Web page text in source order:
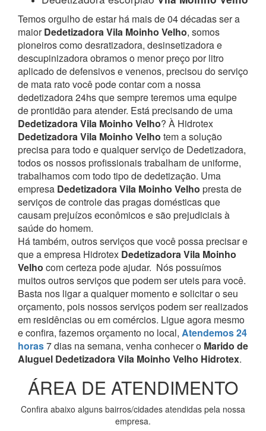
Temos orgulho de estar há mais de 04 décadas ser a
maiorDedetizadora Vila Moinho Velho, somos
pioneiros como desratizadora, desinsetizadora e
descupinizadora obramos o menor preço por litro
aplicado de defensivos e venenos, precisou do serviço
de mata rato você pode contar com a nossa
dedetizadora 24hs que sempre teremos uma equipe
de prontidão para atender. Está precisando de uma
Dedetizadora Vila Moinho Velho? À Hidrotex
Dedetizadora Vila Moinho Velho tem a solução
precisa para todo e qualquer serviço de Dedetizadora,
todos os nossos profissionais trabalham de uniforme,
trabalhamos com todo tipo de dedetização. Uma
empresa Dedetizadora Vila Moinho Velho presta de
serviços de controle das pragas domésticas que
causam prejuízos econômicos e são prejudiciais à
saúde do homem.
Há também, outros serviços que você possa precisar e
que a empresa Hidrotex Dedetizadora Vila Moinho
Velho com certeza pode ajudar. Nós possuímos
muitos outros serviços que podem ser uteis para você.
Basta nos ligar a qualquer momento e solicitar o seu
orçamento, pois nossos serviços podem ser realizados
em residências ou em comércios. Ligue agora mesmo
e confira, fazemos orçamento no local, Atendemos 24
horas7 dias na semana, venha conhecer o Marido de
Aluguel Dedetizadora Vila Moinho Velho Hidrotex.
ÁREA DE ATENDIMENTO
Confira abaixo alguns bairros/cidades atendidas pela nossa
empresa.